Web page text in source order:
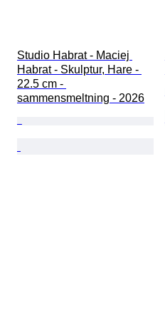
Studio Habrat - Maciej
Habrat - Skulptur, Hare -
22.5 cm -
sammensmeltning - 2026